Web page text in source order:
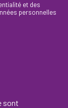
et des
personnelles
sont